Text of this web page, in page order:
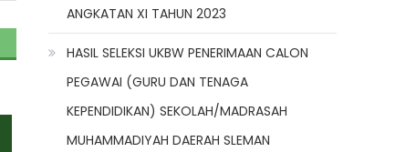
ANGKATAN XI TAHUN 2023
HASIL SELEKSI UKBW PENERIMAAN CALON
PEGAWAI (GURU DAN TENAGA
KEPENDIDIKAN) SEKOLAH/MADRASAH
MUHAMMADIYAH DAERAH SLEMAN